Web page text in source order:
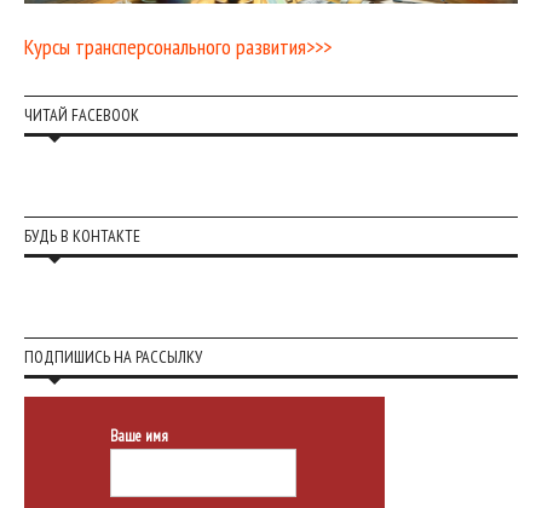
Курсы трансперсонального развития>>>
ЧИТАЙ FACEBOOK
БУДЬ В КОНТАКТЕ
ПОДПИШИСЬ НА РАССЫЛКУ
Ваше имя